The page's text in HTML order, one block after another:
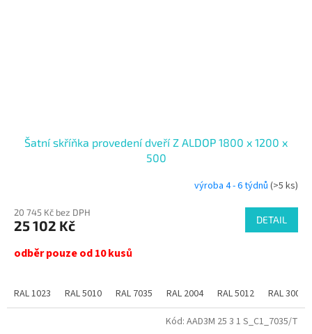
Šatní skříňka provedení dveří Z ALDOP 1800 x 1200 x
500
výroba 4 - 6 týdnů (>5 ks)
20 745 Kč bez DPH
25 102 Kč DETAIL
odběr pouze od 10 kusů
RAL 1023 RAL 5010 RAL 7035 RAL 2004 RAL 5012 RAL 3000
Kód: AAD3M 25 3 1 S_C1_7035/T